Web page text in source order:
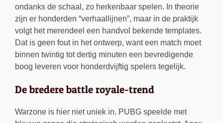
ondanks de schaal, zo herkenbaar spelen. In theorie
zijn er honderden “verhaallijnen”, maar in de praktijk
volgt het merendeel een handvol bekende templates.
Dat is geen fout in het ontwerp, want een match moet
binnen twintig tot dertig minuten een bevredigende
boog leveren voor honderdvijftig spelers tegelijk.
De bredere battle royale-trend
Warzone is hier niet uniek in. PUBG speelde met